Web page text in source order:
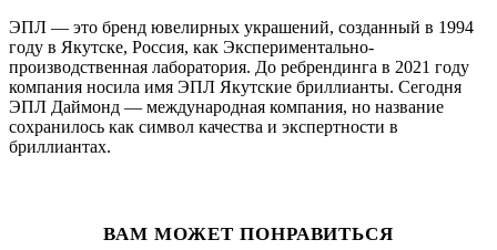
ЭПЛ — это бренд ювелирных украшений, созданный в 1994
году в Якутске, Россия, как Экспериментально-
производственная лаборатория. До ребрендинга в 2021 году
компания носила имя ЭПЛ Якутские бриллианты. Сегодня
ЭПЛ Даймонд — международная компания, но название
сохранилось как символ качества и экспертности в
бриллиантах.
ВАМ МОЖЕТ ПОНРАВИТЬСЯ